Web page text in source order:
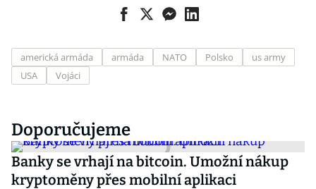
americká armáda armáda NATO Polsko
us army
USA
Vojáci
Doporučujeme
Banky se vrhají na bitcoin. Umožní nákup
kryptoměny přes mobilní aplikaci